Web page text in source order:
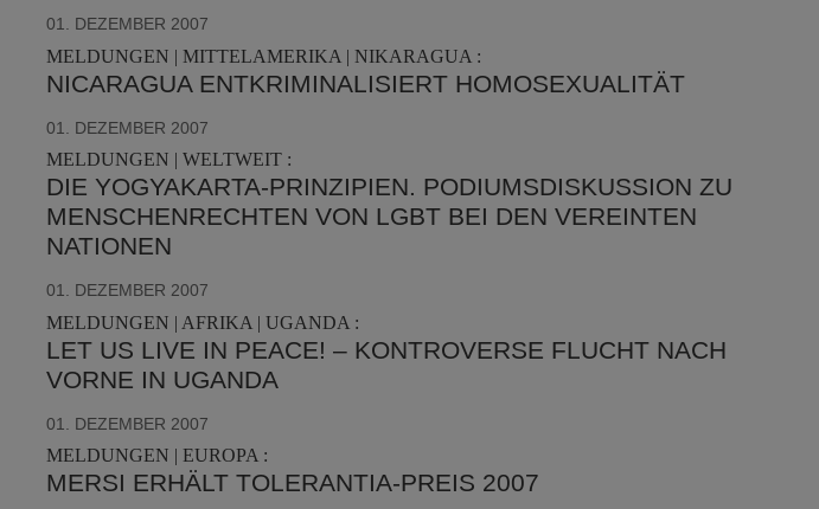
01. DEZEMBER 2007
MELDUNGEN | MITTELAMERIKA | NIKARAGUA :
NICARAGUA ENTKRIMINALISIERT HOMOSEXUALITÄT
01. DEZEMBER 2007
MELDUNGEN | WELTWEIT :
DIE YOGYAKARTA-PRINZIPIEN. PODIUMSDISKUSSION ZU
MENSCHENRECHTEN VON LGBT BEI DEN VEREINTEN
NATIONEN
01. DEZEMBER 2007
MELDUNGEN | AFRIKA | UGANDA :
LET US LIVE IN PEACE! – KONTROVERSE FLUCHT NACH
VORNE IN UGANDA
01. DEZEMBER 2007
MELDUNGEN | EUROPA :
MERSI ERHÄLT TOLERANTIA-PREIS 2007